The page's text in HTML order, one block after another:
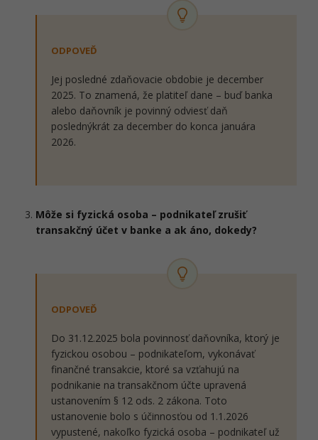
ODPOVEĎ
Jej posledné zdaňovacie obdobie je december
2025. To znamená, že platiteľ dane – buď banka
alebo daňovník je povinný odviesť daň
poslednýkrát za december do konca januára
2026.
Môže si fyzická osoba – podnikateľ zrušiť
transakčný účet v banke a ak áno, dokedy?
ODPOVEĎ
Do 31.12.2025 bola povinnosť daňovníka, ktorý je
fyzickou osobou – podnikateľom, vykonávať
finančné transakcie, ktoré sa vzťahujú na
podnikanie na transakčnom účte upravená
ustanovením § 12 ods. 2 zákona. Toto
ustanovenie bolo s účinnosťou od 1.1.2026
vypustené, nakoľko fyzická osoba – podnikateľ už